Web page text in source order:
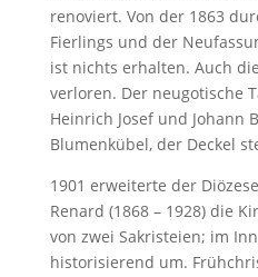
renoviert. Von der 1863
Fierlings und der
ist nichts erhalten. Auch
verloren. Der neugotische
Heinrich Josef und Johann
Blumenkübel, der Deckel
1901 erweiterte der
Renard (1868 – 1928) die
von zwei Sakristeien; im
historisierend um.